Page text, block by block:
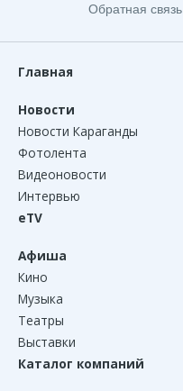
Обратная связь
Главная
Новости
Новости Караганды
Фотолента
Видеоновости
Интервью
eTV
Афиша
Кино
Музыка
Театры
Выставки
Каталог компаний